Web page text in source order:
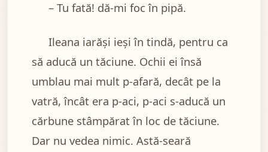
– Tu fată! dă-mi foc în pipă.
Ileana iarăși ieși în tindă, pentru ca
să aducă un tăciune. Ochii ei însă
umblau mai mult p-afară, decât pe la
vatră, încât era p-aci, p-aci s-aducă un
cărbune stâmpărat în loc de tăciune.
Dar nu vedea nimic. Astă-seară